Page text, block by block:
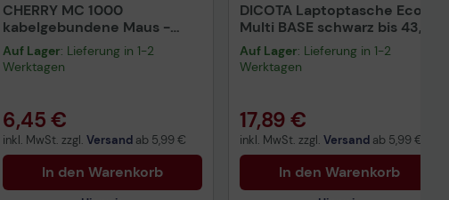
CHERRY MC 1000
kabelgebundene Maus -
schwarz
Auf Lager: Lieferung in 1-2
Werktagen
6,45 €
inkl. MwSt. zzgl. Versand ab 5,99 €
In den Warenkorb
DICOTA Laptoptasche Eco
Multi BASE schwarz bis 43,9
cm (17,3 Zoll)
Auf Lager: Lieferung in 1-2
Werktagen
17,89 €
inkl. MwSt. zzgl. Versand ab 5,99 €
In den Warenkorb